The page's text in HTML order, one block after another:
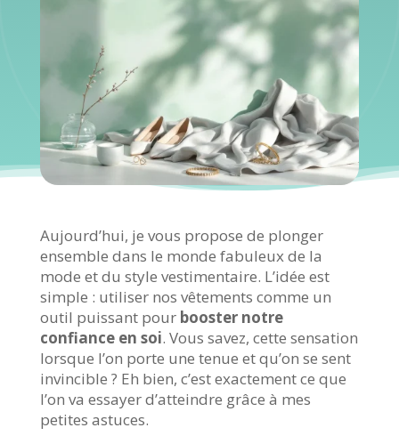
Aujourd’hui, je vous propose de plonger
ensemble dans le monde fabuleux de la
mode et du style vestimentaire. L’idée est
simple : utiliser nos vêtements comme un
outil puissant pour booster notre
confiance en soi. Vous savez, cette sensation
lorsque l’on porte une tenue et qu’on se sent
invincible ? Eh bien, c’est exactement ce que
l’on va essayer d’atteindre grâce à mes
petites astuces.